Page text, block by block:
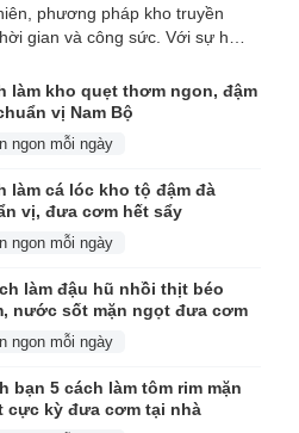
phương pháp kho truyền
gian và công sức. Với sự hỗ
làm kho quẹt thơm ngon, đậm
vị Nam Bộ
ngon mỗi ngày
làm cá lóc kho tộ đậm đà
vị, đưa cơm hết sẩy
ngon mỗi ngày
làm đậu hũ nhồi thịt béo
nước sốt mặn ngọt đưa cơm
ngon mỗi ngày
bạn 5 cách làm tôm rim mặn
cực kỳ đưa cơm tại nhà